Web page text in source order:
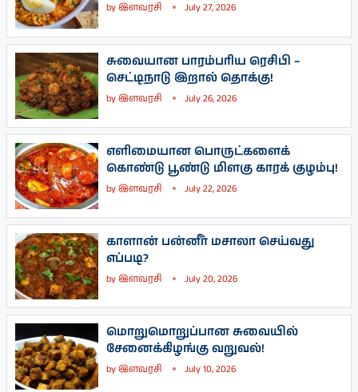
byஇளவரசி July 27, 2026
சுவையான பாரம்பரிய ரெசிபி –
செட்டிநாடு இறால் தொக்கு!
byஇளவரசி July 26, 2026
எளிமையான பொருட்களைக்
கொண்டு பூண்டு மிளகு காரக் குழம்பு!
byஇளவரசி July 22, 2026
காளான் பன்னீர் மசாலா செய்வது
எப்படி?
byஇளவரசி July 20, 2026
மொறுமொறுப்பான சுவையில்
சேனைக்கிழங்கு வறுவல்!
byஇளவரசி July 10, 2026